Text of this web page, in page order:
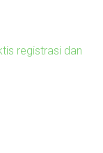
registrasi dan